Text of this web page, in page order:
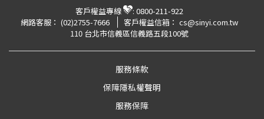
客戶權益專線 : 0800-211-922
網路客服： (02)2755-7666 客戶權益信箱： cs@sinyi.com.tw
110 台北市信義區信義路五段100號
服務條款
保障隱私權聲明
服務保障